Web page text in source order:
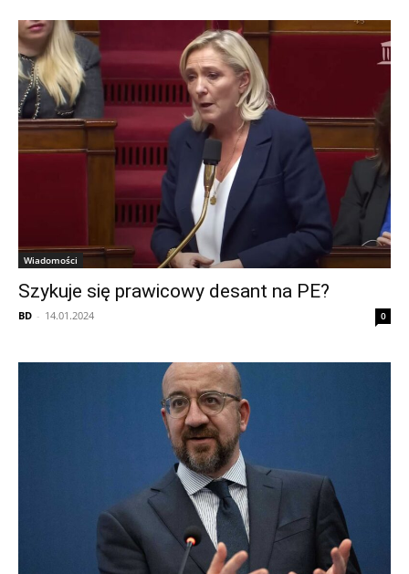
Wiadomości
Szykuje się prawicowy desant na PE?
BD - 14.01.2024 0